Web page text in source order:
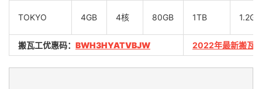
TOKYO 4GB 4核 80GB 1TB
搬瓦工优惠码： BWH3HYATVBJW 2022年最新搬瓦